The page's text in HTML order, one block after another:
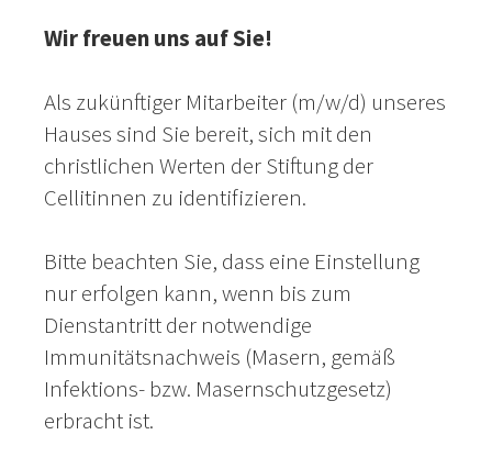
Wir freuen uns auf Sie!
Als zukünftiger Mitarbeiter (m/w/d) unseres
Hauses sind Sie bereit, sich mit den
christlichen Werten der Stiftung der
Cellitinnen zu identifizieren.
Bitte beachten Sie, dass eine Einstellung
nur erfolgen kann, wenn bis zum
Dienstantritt der notwendige
Immunitätsnachweis (Masern, gemäß
Infektions- bzw. Masernschutzgesetz)
erbracht ist.